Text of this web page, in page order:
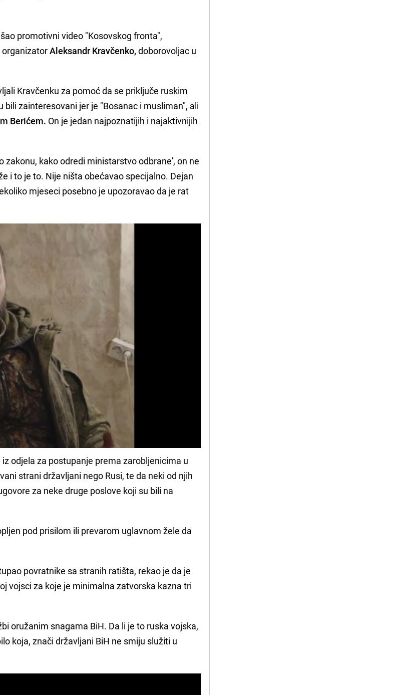
promotivni video "Kosovskog fronta",
organizatorAleksandr Kravčenko, doborovoljac u
Kravčenku za pomoć da se priključe ruskim
zainteresovani jer je "Bosanac i musliman", ali
Berićem. On je jedan najpoznatijih i najaktivnijih
zakonu, kako odredi ministarstvo odbrane', on ne
i to je to. Nije ništa obećavao specijalno. Dejan
mjeseci posebno je upozoravao da je rat
iz odjela za postupanje prema zarobljenicima u
strani državljani nego Rusi, te da neki od njih
za neke druge poslove koji su bili na
pod prisilom ili prevarom uglavnom žele da
povratnike sa stranih ratišta, rekao je da je
vojsci za koje je minimalna zatvorska kazna tri
oružanim snagama BiH. Da li je to ruska vojska,
koja, znači državljani BiH ne smiju služiti u